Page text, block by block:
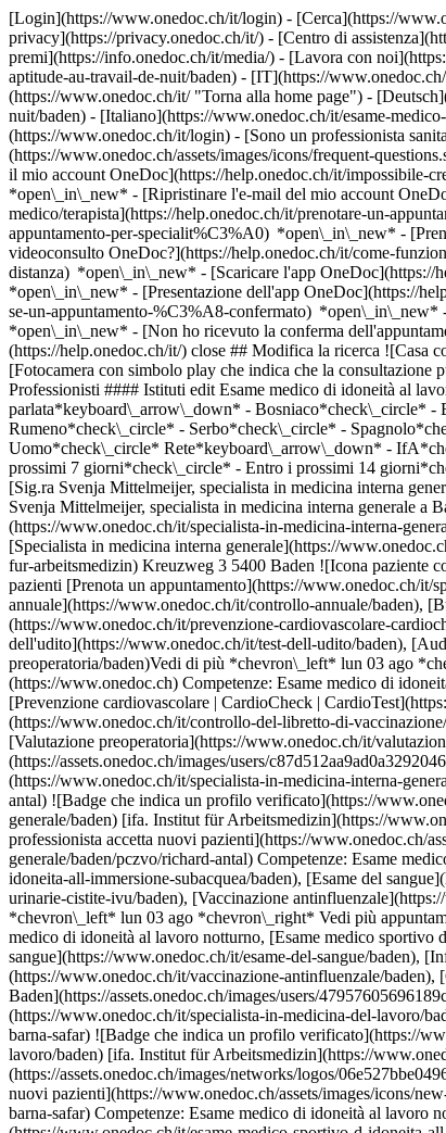
[Login](https://www.onedoc.ch/it/login) - [Cerca](https://
privacy](https://privacy.onedoc.ch/it/) - [Centro di
premi](https://info.onedoc.ch/it/media/) - [Lavora con
aptitude-au-travail-de-nuit/baden) - [IT](https://
(https://www.onedoc.ch/it/ "Torna alla home page") -
nuit/baden) - [Italiano](https://www.onedoc.ch/it/esame-
(https://www.onedoc.ch/it/login) - [Sono un professionista
(https://www.onedoc.ch/assets/images/icons/frequent-
il mio account OneDoc](https://help.onedoc.ch/it/impossibile-
*open\_in\_new* - [Ripristinare l'e-mail del mio account
medico/terapista](https://help.onedoc.ch/it/prenotare-un-
appuntamento-per-specialit%C3%A0) *open\_in\_new* -
videoconsulto OneDoc?](https://help.onedoc.ch/it/come-
distanza) *open\_in\_new* - [Scaricare l'app OneDoc](https://
*open\_in\_new* - [Presentazione dell'app OneDoc](https://